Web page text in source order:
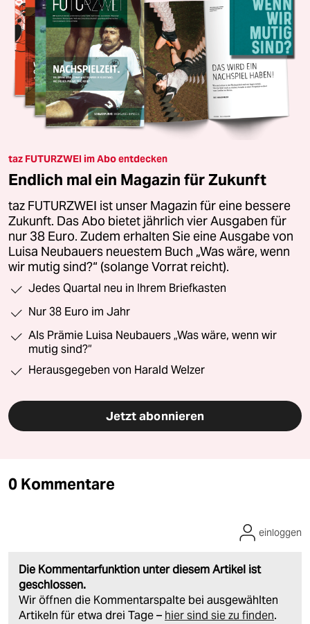
taz FUTURZWEI im Abo entdecken
Endlich mal ein Magazin für Zukunft
taz FUTURZWEI ist unser Magazin für eine bessere
Zukunft. Das Abo bietet jährlich vier Ausgaben für
nur 38 Euro. Zudem erhalten Sie eine Ausgabe von
Luisa Neubauers neuestem Buch „Was wäre, wenn
wir mutig sind?“ (solange Vorrat reicht).
Jedes Quartal neu in Ihrem Briefkasten
Nur 38 Euro im Jahr
Als Prämie Luisa Neubauers „Was wäre, wenn wir
mutig sind?“
Herausgegeben von Harald Welzer
Jetzt abonnieren
0 Kommentare
Die Kommentarfunktion unter diesem Artikel ist
geschlossen.
Wir öffnen die Kommentarspalte bei ausgewählten
Artikeln für etwa drei Tage – hier sind sie zu finden.
einloggen